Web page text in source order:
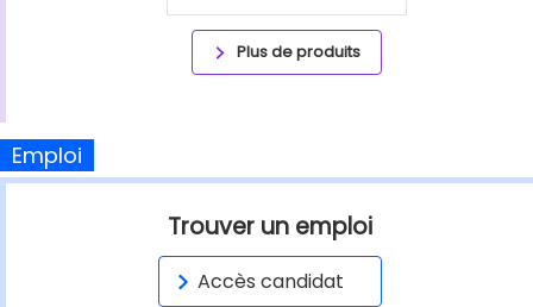
Plus de produits
Emploi
Trouver un emploi
Accès candidat